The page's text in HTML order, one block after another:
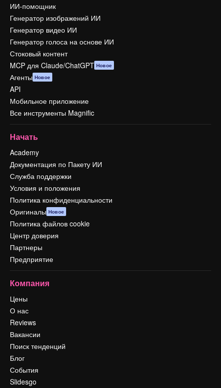
ИИ-помощник
Генератор изображений ИИ
Генератор видео ИИ
Генератор голоса на основе ИИ
Стоковый контент
MCP для Claude/ChatGPT Новое
Агенты Новое
API
Мобильное приложение
Все инструменты Magnific
Начать
Academy
Документация по Пакету ИИ
Служба поддержки
Условия и положения
Политика конфиденциальности
Оригиналы Новое
Политика файлов cookie
Центр доверия
Партнеры
Предприятие
Компания
Цены
О нас
Reviews
Вакансии
Поиск тенденций
Блог
События
Slidesgo